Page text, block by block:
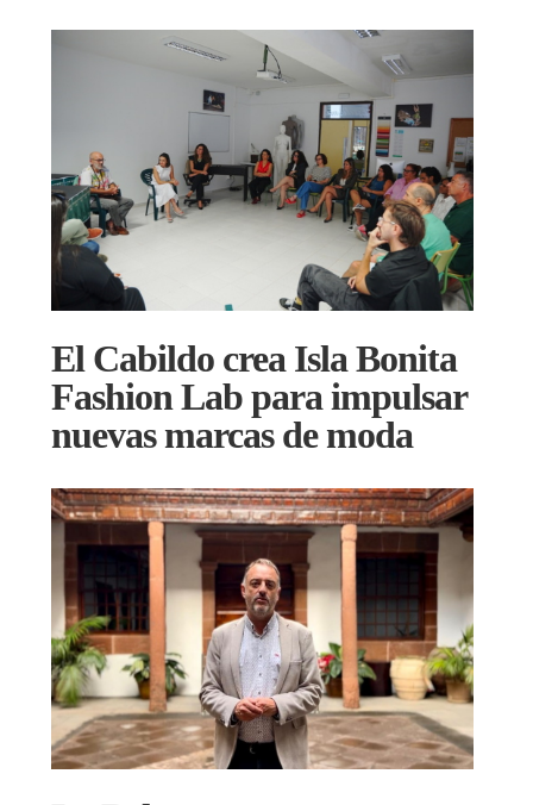
El Cabildo crea Isla Bonita
Fashion Lab para impulsar
nuevas marcas de moda